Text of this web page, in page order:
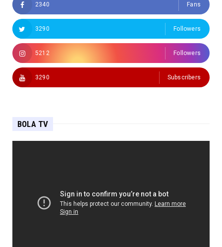
2340 Fans
3290 Followers
5212 Followers
3290 Subscribers
BOLA TV